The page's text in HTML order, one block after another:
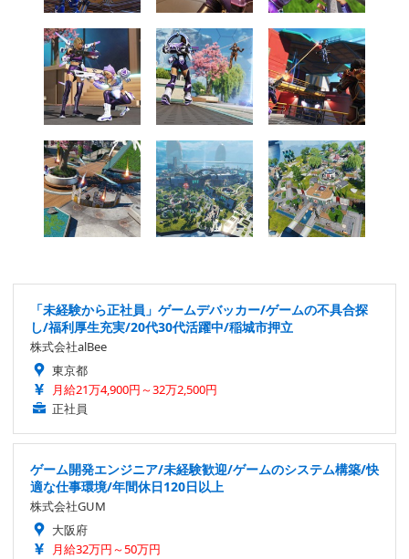
「未経験から正社員」ゲームデバッカー/ゲームの不具合探
し/福利厚生充実/20代30代活躍中/稲城市押立
株式会社alBee
東京都
月給21万4,900円～32万2,500円
正社員
ゲーム開発エンジニア/未経験歓迎/ゲームのシステム構築/快
適な仕事環境/年間休日120日以上
株式会社GUM
大阪府
月給32万円～50万円